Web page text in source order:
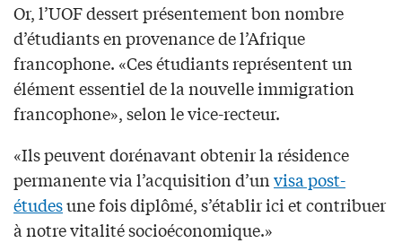
Or, l’UOF dessert présentement bon nombre
d’étudiants en provenance de l’Afrique
francophone. «Ces étudiants représentent un
élément essentiel de la nouvelle immigration
francophone», selon le vice-recteur.
«Ils peuvent dorénavant obtenir la résidence
permanente via l’acquisition d’unvisa post-
étudesune fois diplômé, s’établir ici et contribuer
à notre vitalité socioéconomique.»